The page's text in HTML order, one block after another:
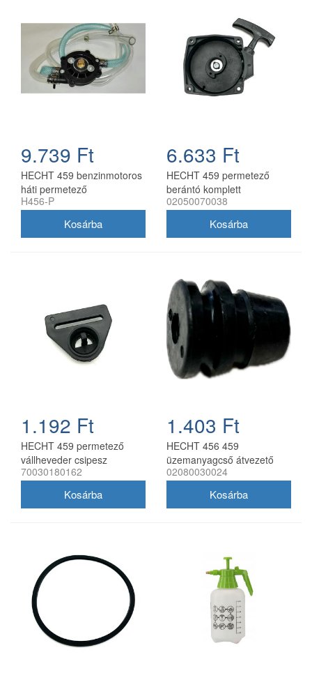
9.739 Ft
HECHT 459 benzinmotoros
háti permetező
segédszivattyúval
H456-P
6.633 Ft
HECHT 459 permetező
berántó komplett
02050070038
1.192 Ft
HECHT 459 permetező
vállheveder csipesz
70030180162
1.403 Ft
HECHT 456 459
üzemanyagcső átvezető
gumi 02080030024
02080030024